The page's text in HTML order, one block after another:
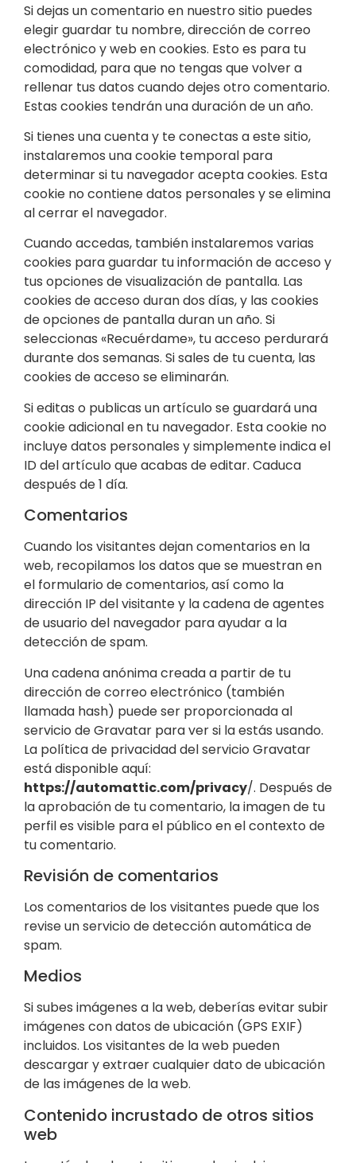
Si dejas un comentario en nuestro sitio puedes
elegir guardar tu nombre, dirección de correo
electrónico y web en cookies. Esto es para tu
comodidad, para que no tengas que volver a
rellenar tus datos cuando dejes otro comentario.
Estas cookies tendrán una duración de un año.
Si tienes una cuenta y te conectas a este sitio,
instalaremos una cookie temporal para
determinar si tu navegador acepta cookies. Esta
cookie no contiene datos personales y se elimina
al cerrar el navegador.
Cuando accedas, también instalaremos varias
cookies para guardar tu información de acceso y
tus opciones de visualización de pantalla. Las
cookies de acceso duran dos días, y las cookies
de opciones de pantalla duran un año. Si
seleccionas «Recuérdame», tu acceso perdurará
durante dos semanas. Si sales de tu cuenta, las
cookies de acceso se eliminarán.
Si editas o publicas un artículo se guardará una
cookie adicional en tu navegador. Esta cookie no
incluye datos personales y simplemente indica el
ID del artículo que acabas de editar. Caduca
después de 1 día.
Comentarios
Cuando los visitantes dejan comentarios en la
web, recopilamos los datos que se muestran en
el formulario de comentarios, así como la
dirección IP del visitante y la cadena de agentes
de usuario del navegador para ayudar a la
detección de spam.
Una cadena anónima creada a partir de tu
dirección de correo electrónico (también
llamada hash) puede ser proporcionada al
servicio de Gravatar para ver si la estás usando.
La política de privacidad del servicio Gravatar
está disponible aquí:
https://automattic.com/privacy/. Después de
la aprobación de tu comentario, la imagen de tu
perfil es visible para el público en el contexto de
tu comentario.
Revisión de comentarios
Los comentarios de los visitantes puede que los
revise un servicio de detección automática de
spam.
Medios
Si subes imágenes a la web, deberías evitar subir
imágenes con datos de ubicación (GPS EXIF)
incluidos. Los visitantes de la web pueden
descargar y extraer cualquier dato de ubicación
de las imágenes de la web.
Contenido incrustado de otros sitios
web